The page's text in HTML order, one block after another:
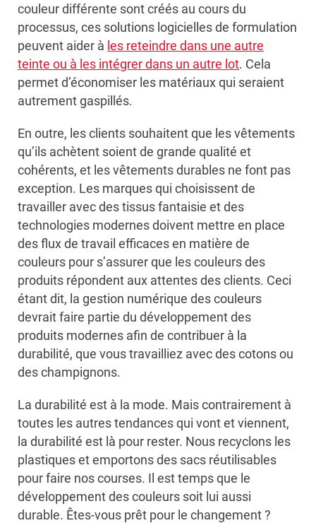
couleur différente sont créés au cours du
processus, ces solutions logicielles de formulation
peuvent aider à les reteindre dans une autre
teinte ou à les intégrer dans un autre lot. Cela
permet d’économiser les matériaux qui seraient
autrement gaspillés.
En outre, les clients souhaitent que les vêtements
qu’ils achètent soient de grande qualité et
cohérents, et les vêtements durables ne font pas
exception. Les marques qui choisissent de
travailler avec des tissus fantaisie et des
technologies modernes doivent mettre en place
des flux de travail efficaces en matière de
couleurs pour s’assurer que les couleurs des
produits répondent aux attentes des clients. Ceci
étant dit, la gestion numérique des couleurs
devrait faire partie du développement des
produits modernes afin de contribuer à la
durabilité, que vous travailliez avec des cotons ou
des champignons.
La durabilité est à la mode. Mais contrairement à
toutes les autres tendances qui vont et viennent,
la durabilité est là pour rester. Nous recyclons les
plastiques et emportons des sacs réutilisables
pour faire nos courses. Il est temps que le
développement des couleurs soit lui aussi
durable. Êtes-vous prêt pour le changement ?